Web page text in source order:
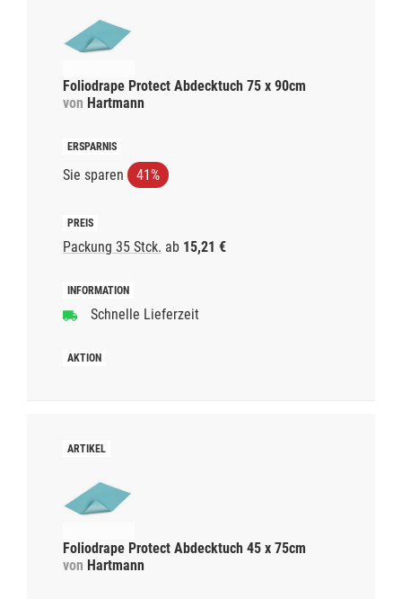
Foliodrape Protect Abdecktuch 75 x 90cm
von Hartmann
Sie sparen 41%
Packung 35 Stck. ab 15,21 €
Schnelle Lieferzeit
Foliodrape Protect Abdecktuch 45 x 75cm
von Hartmann